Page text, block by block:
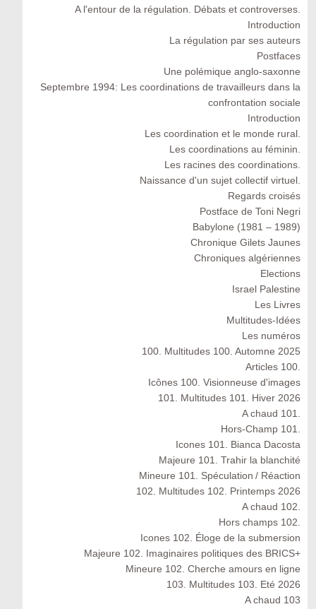
A l'entour de la régulation. Débats et controverses.
Introduction
La régulation par ses auteurs
Postfaces
Une polémique anglo-saxonne
Septembre 1994: Les coordinations de travailleurs dans la
confrontation sociale
Introduction
Les coordination et le monde rural.
Les coordinations au féminin.
Les racines des coordinations.
Naissance d'un sujet collectif virtuel.
Regards croisés
Postface de Toni Negri
Babylone (1981 – 1989)
Chronique Gilets Jaunes
Chroniques algériennes
Elections
Israel Palestine
Les Livres
Multitudes-Idées
Les numéros
100. Multitudes 100. Automne 2025
Articles 100.
Icônes 100. Visionneuse d'images
101. Multitudes 101. Hiver 2026
A chaud 101.
Hors-Champ 101.
Icones 101. Bianca Dacosta
Majeure 101. Trahir la blanchité
Mineure 101. Spéculation / Réaction
102. Multitudes 102. Printemps 2026
A chaud 102.
Hors champs 102.
Icones 102. Éloge de la submersion
Majeure 102. Imaginaires politiques des BRICS+
Mineure 102. Cherche amours en ligne
103. Multitudes 103. Eté 2026
A chaud 103